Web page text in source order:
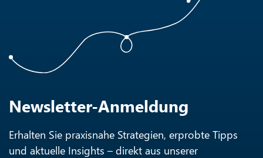
Newsletter-Anmeldung
Erhalten Sie praxisnahe Strategien, erprobte Tipps
und aktuelle Insights – direkt aus unserer